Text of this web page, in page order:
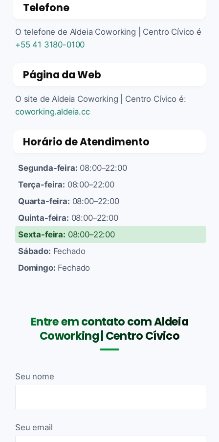
Telefone
O telefone de Aldeia Coworking | Centro Cívico é
+55 41 3180-0100
Página da Web
O site de Aldeia Coworking | Centro Cívico é:
coworking.aldeia.cc
Horário de Atendimento
Segunda-feira: 08:00–22:00
Terça-feira: 08:00–22:00
Quarta-feira: 08:00–22:00
Quinta-feira: 08:00–22:00
Sexta-feira: 08:00–22:00
Sábado: Fechado
Domingo: Fechado
Entre em contato com Aldeia
Coworking | Centro Cívico
Seu nome
Seu email